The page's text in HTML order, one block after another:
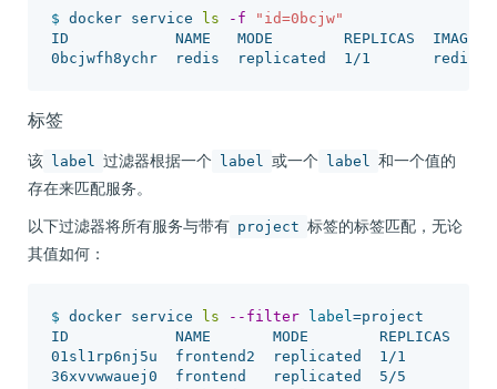
$ docker service ls -f
"id=0bcjw"
ID            NAME   MODE        REPLICAS  IMAGE
标签
该 label 过滤器根据一个 label 或一个 label 和一个值的
存在来匹配服务。
以下过滤器将所有服务与带有 project 标签的标签匹配，无论
其值如何：
$ docker service ls --filter label =project
ID            NAME       MODE        REPLICAS
01sl1rp6nj5u  frontend2  replicated  1/1
36xvvwwauej0  frontend   replicated  5/5